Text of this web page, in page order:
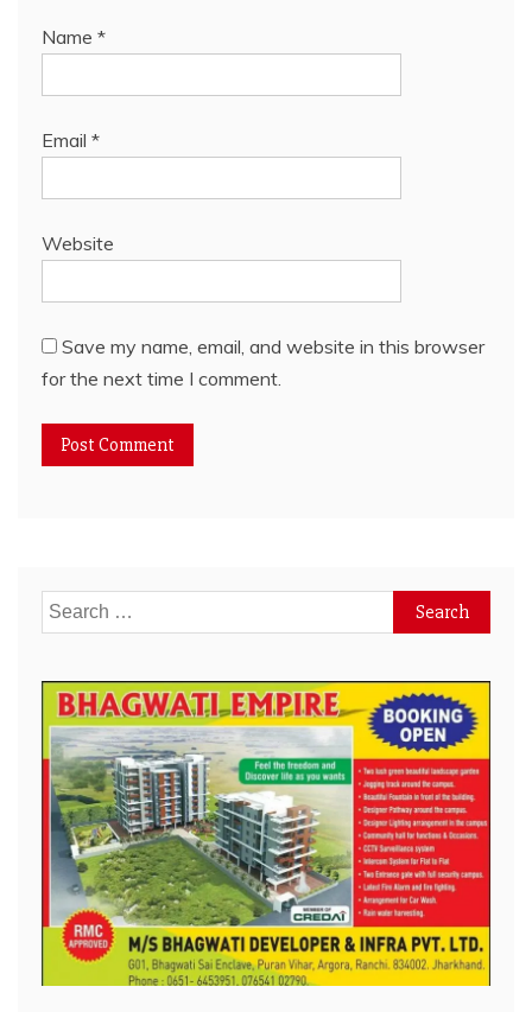
Name *
Email *
Website
Save my name, email, and website in this browser
for the next time I comment.
Search
for: